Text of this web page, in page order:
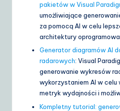
pakietów w Visual
umożliwiające
za pomocą AI w celu
architektury
Generator diagramów AI
radarowych: Visual
generowanie wykresów
wykorzystaniem AI w celu
metryk wydajności i
Kompletny tutorial: